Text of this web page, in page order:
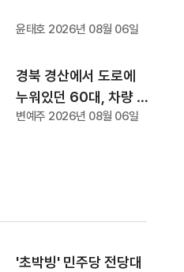
윤태호 2026년 08월 06일
경북 경산에서 도로에
누워있던 60대, 차량 2
대에 잇따라 치여 숨져
변예주 2026년 08월 06일
'초박빙' 민주당 전당대